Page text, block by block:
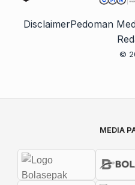
DisclaimerPedoman
©
MEDIA